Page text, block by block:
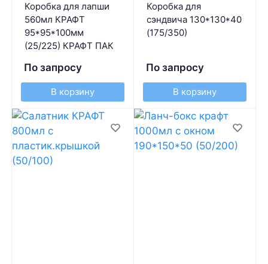
Коробка для лапши
560мл КРАФТ
95*95*100мм
(25/225) КРАФТ ПАК
По запросу
В корзину
Коробка для
сэндвича 130*130*40
(175/350)
По запросу
В корзину